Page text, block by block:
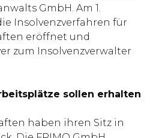
GmbH. Am 1.
Insolvenzverfahren für
eröffnet und
zum Insolvenzverwalter
sollen erhalten
haben ihren Sitz in